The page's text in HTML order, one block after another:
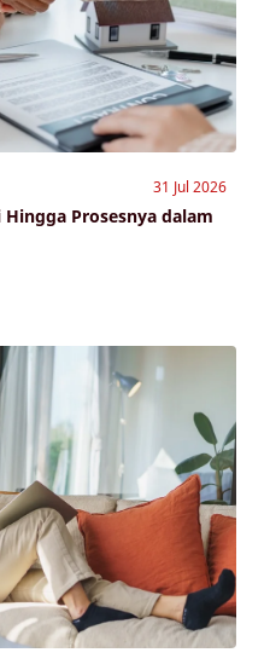
31 Jul 2026
Prosesnya dalam